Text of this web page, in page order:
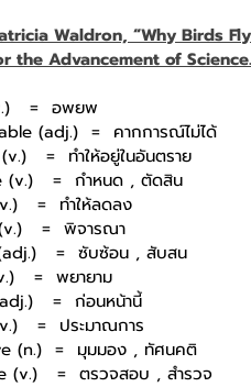
Waldron, “Why Birds
the Advancement of Science.
= อพยพ
(adj.) = คากการณ์ไม่ได้
= ทำให้อยู่ในอันตราย
(v.)
= กำหนด , ตัดสิน
= ทำให้ลดลง
= พิจารณา
= ซับซ้อน , สับสน
= พยายาม
= ก่อนหน้านี้
= ประมาณการ
(n.) = มุมมอง , ทัศนคติ
(v.)
= ตรวจสอบ , สำรวจ